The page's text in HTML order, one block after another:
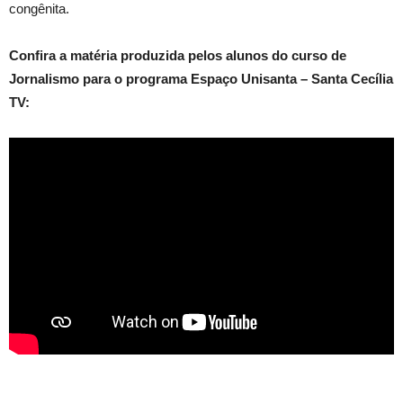
congênita.
Confira a matéria produzida pelos alunos do curso de
Jornalismo para o programa Espaço Unisanta – Santa Cecília
TV: